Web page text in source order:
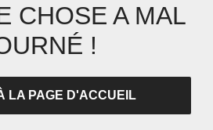
CHOSE A MAL
!
LA PAGE D'ACCUEIL